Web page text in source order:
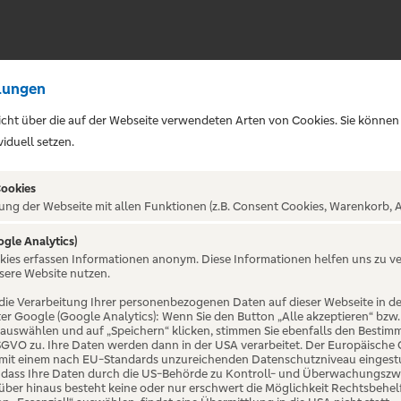
NICHT
über die auf der Webseite verwendeten Arten von Cookies. Sie
setzen.
der Webseite mit allen Funktionen (z.B. Consent Cookies, Warenkorb,
Analytics)
erfassen Informationen anonym. Diese Informationen helfen uns zu
Website nutzen.
Verarbeitung Ihrer personenbezogenen Daten auf dieser Webseite in
Google (Google Analytics): Wenn Sie den Button „Alle akzeptieren“
und auf „Speichern“ klicken, stimmen Sie ebenfalls den
zu. Ihre Daten werden dann in der USA verarbeitet. Der
einem nach EU-Standards unzureichenden Datenschutzniveau
Ihre Daten durch die US-Behörde zu Kontroll- und
hinaus besteht keine oder nur erschwert die Möglichkeit